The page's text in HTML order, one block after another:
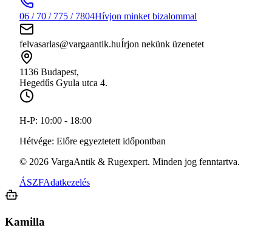
06 / 70 / 775 / 7804Hívjon minket bizalommal
felvasarlas@vargaantik.huÍrjon nekünk üzenetet
1136 Budapest,
Hegedűs Gyula utca 4.
H-P: 10:00 - 18:00
Hétvége: Előre egyeztetett időpontban
© 2026 VargaAntik & Rugexpert. Minden jog fenntartva.
ÁSZFAdatkezelés
Kamilla